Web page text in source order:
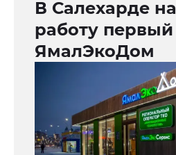
В Салехарде
работу
ЯмалЭкоДом